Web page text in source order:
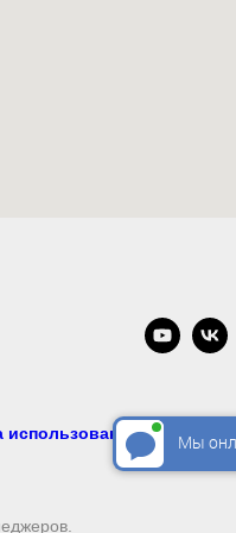
использования систем
Мы